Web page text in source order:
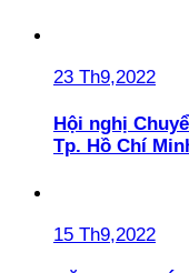
23 Th9,2022
Hội nghị
Tp. Hồ Chí
15 Th9,2022